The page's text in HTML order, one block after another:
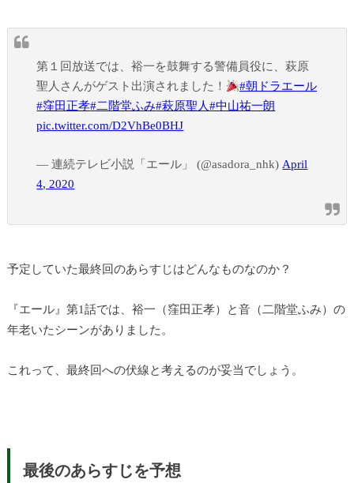
第１回放送では、裕一を鼓舞する警備員役に、萩原
聖人さんがゲスト出演されました！
#朝ドラエール
#窪田正孝#二階堂ふみ#萩原聖人#中山祐一朗
pic.twitter.com/D2VhBe0BHJ
— 連続テレビ小説「エール」 (@asadora_nhk) April
4, 2020
予定していた最終回のあらすじはどんなものなのか？
『エール』第1話では、裕一（窪田正孝）と音（二階堂ふみ）の
年老いたシーンがありました。
これって、最終回への伏線と考えるのが妥当でしょう。
最後のあらすじを予想